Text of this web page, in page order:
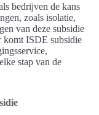
bedrijven de kans
zoals isolatie,
van deze subsidie
komt ISDE subsidie
stap van de